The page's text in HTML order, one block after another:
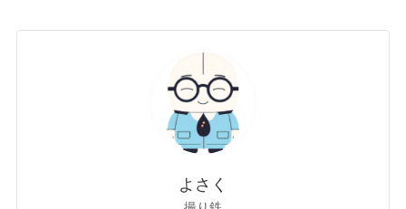
よさく